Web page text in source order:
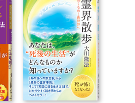
い心とは
ける愚かさとは
きない場合、どうなるか
」「疑」「悪見」も霊障の
質疑応答